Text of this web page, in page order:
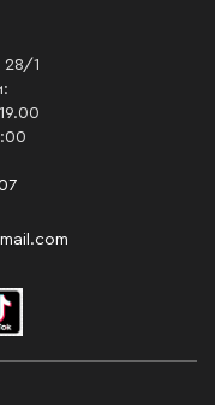
28/1